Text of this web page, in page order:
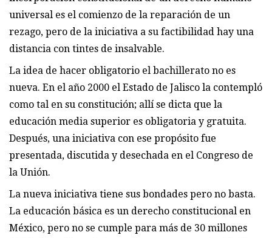
universal es el comienzo de la reparación de un
rezago, pero de la iniciativa a su factibilidad hay una
distancia con tintes de insalvable.
La idea de hacer obligatorio el bachillerato no es
nueva. En el año 2000 el Estado de Jalisco la contempló
como tal en su constitución; allí se dicta que la
educación media superior es obligatoria y gratuita.
Después, una iniciativa con ese propósito fue
presentada, discutida y desechada en el Congreso de
la Unión.
La nueva iniciativa tiene sus bondades pero no basta.
La educación básica es un derecho constitucional en
México, pero no se cumple para más de 30 millones